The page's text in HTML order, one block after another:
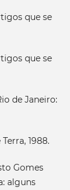
que se
que se
de Janeiro:
1988.
Gomes
alguns